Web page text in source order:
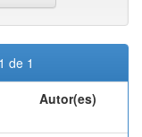
de 1
Autor(es)